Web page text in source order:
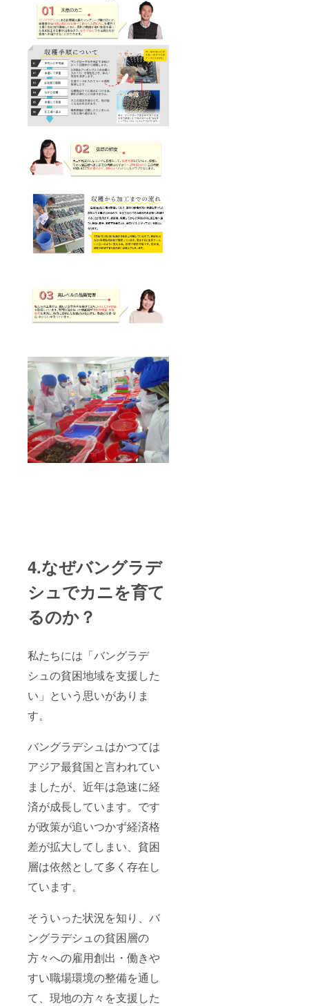
4.なぜバングラデ
シュでカニを育て
るのか？
私たちには「バングラデ
シュの貧困地域を支援した
い」という思いがありま
す。
バングラデシュはかつては
アジア最貧国と言われてい
ましたが、近年は急速に経
済が成長しています。です
が政策が追いつかず経済格
差が拡大してしまい、貧困
層は依然として多く存在し
ています。
そういった状況を知り、バ
ングラデシュの貧困層の
方々への雇用創出・働きや
すい職場環境の整備を通し
て、現地の方々を支援した